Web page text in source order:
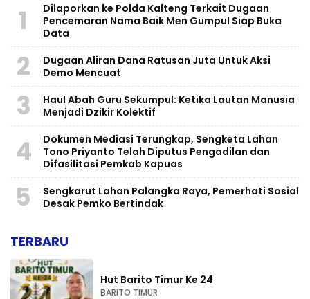
1
Dilaporkan ke Polda Kalteng Terkait Dugaan
Pencemaran Nama Baik Men Gumpul Siap Buka
Data
2
Dugaan Aliran Dana Ratusan Juta Untuk Aksi
Demo Mencuat
3
Haul Abah Guru Sekumpul: Ketika Lautan Manusia
Menjadi Dzikir Kolektif
4
​Dokumen Mediasi Terungkap, Sengketa Lahan
Tono Priyanto Telah Diputus Pengadilan dan
Difasilitasi Pemkab Kapuas
5
Sengkarut Lahan Palangka Raya, Pemerhati Sosial
Desak Pemko Bertindak
TERBARU
Hut Barito Timur Ke 24
BARITO TIMUR